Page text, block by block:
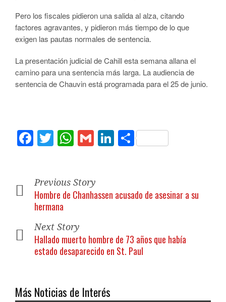
Pero los fiscales pidieron una salida al alza, citando
factores agravantes, y pidieron más tiempo de lo que
exigen las pautas normales de sentencia.
La presentación judicial de Cahill esta semana allana el
camino para una sentencia más larga. La audiencia de
sentencia de Chauvin está programada para el 25 de junio.
Facebook
TwitterWhatsApp
GmailLinkedIn
Compartir
Previous Story
Hombre de Chanhassen acusado de asesinar a su
hermana
Next Story
Hallado muerto hombre de 73 años que había
estado desaparecido en St. Paul
Más Noticias de Interés